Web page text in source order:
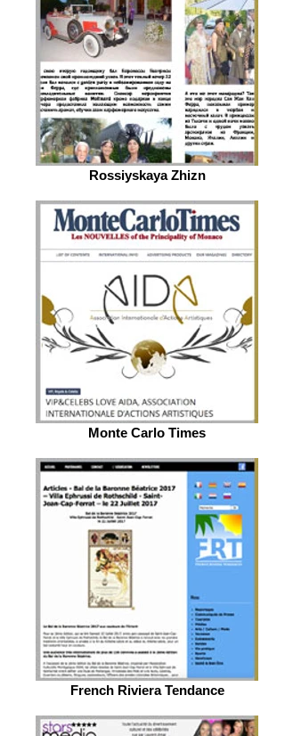
Rossiyskaya Zhizn
Monte Carlo Times
French Riviera Tendance